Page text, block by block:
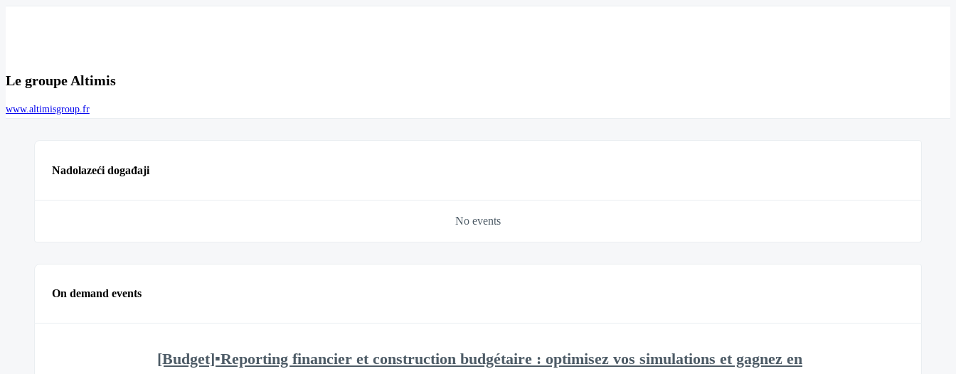
Le groupe Altimis
www.altimisgroup.fr
Nadolazeći događaji
No events
On demand events
[Budget]▪️Reporting financier et construction budgétaire : optimisez vos simulations et gagnez en